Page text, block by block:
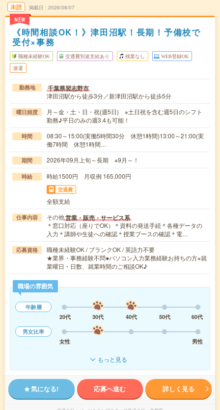
未読
NEW
掲載日 2026/08/07
《時間相談OK！》津田沼駅！長期！予備校で
受付×事務
職種未経験OK 交通費別途支給あり 残業なし WEB登録OK
派遣
勤務地 千葉県習志野市
津田沼駅から徒歩3分／新津田沼駅から徒歩5分
曜日頻度
月～金・土・日・祝(週5日) ※土日祝を含む週5日のシフト
勤務♪平日のみの週3.4も可能！
時間
08:30～15:00(実働5時間30分 休憩1時間)13:00～21:00(実
働7時間 休憩1時間…
期間 2026年09月上旬～長期 ※9月～！
時給 時給1500円 月収例 165,000円
交通費
全額支給
仕事内容 その他営業・販売・サービス系
＊窓口対応（座りでOK）＊資料の発送手続＊各種データの
入力＊講師や生徒への確認＊授業ブースの確認＊電…
応募資格
職種未経験OK / ブランクOK / 英語力不要
★業界・事務経験不問●パソコン入力業務経験お持ちの方※就
業曜日・日数、就業時間のご相談OK♪
職場の雰囲気
年齢層
20代
30代 40代 50代
60代
男女比率
女性
男性
もっと見る
気になる! 応募へ進む 詳しく見る